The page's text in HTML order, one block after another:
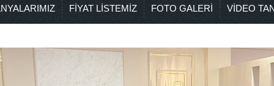
FİYAT LİSTEMİZ FOTO GALERİ VİDEO